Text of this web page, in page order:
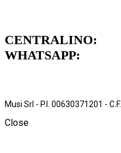
CENTRALINO:
WHATSAPP:
Musi Srl - P.I. 00630371201 -
Close